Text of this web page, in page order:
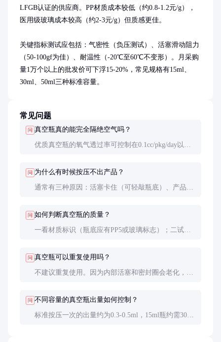
LFGB认证的供应商。PP材质成本较低（约0.8-1.2元/g），
医用级玻璃成本较高（约2-3元/g）但质感更佳。
关键指标测试应包括：气密性（负压测试）、活塞滑动阻力
（50-100gf为佳）、耐温性（-20℃至60℃不变形）。月采购
量1万个以上的批发价可下浮15-20%，常见规格有15ml、
30ml、50ml三种标准容量。
常见问题
问 真空瓶真的能完全隔绝空气吗？
优质真空瓶的氧气透过率可控制在0.1cc/pkg/day以
查一次密封性。
问 为什么有时候按压不出产品？
通常有三种原因：活塞卡住（可轻敲瓶底）、产品过
气。
问 如何判断真空瓶的质量？
一看材质标识（瓶底应有PP5或玻璃标志）；二试按
问 真空瓶可以重复使用吗？
不建议重复使用。因为内部活塞和密封圈会老化，二
问 不同容量的真空瓶出量如何控制？
标准按压一次的出量约为0.3-0.5ml，15ml瓶约需30-